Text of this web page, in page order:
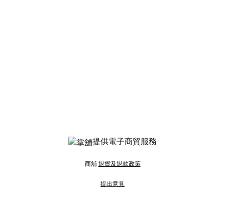
提供電子商貿服務
商舖 退貨及退款政策
提出意見